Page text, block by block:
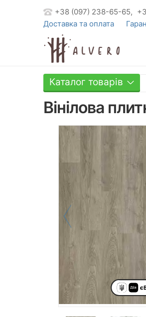
+38 (097) 238-65-65,
Доставка та оплата
Каталог товарів
Вінілова